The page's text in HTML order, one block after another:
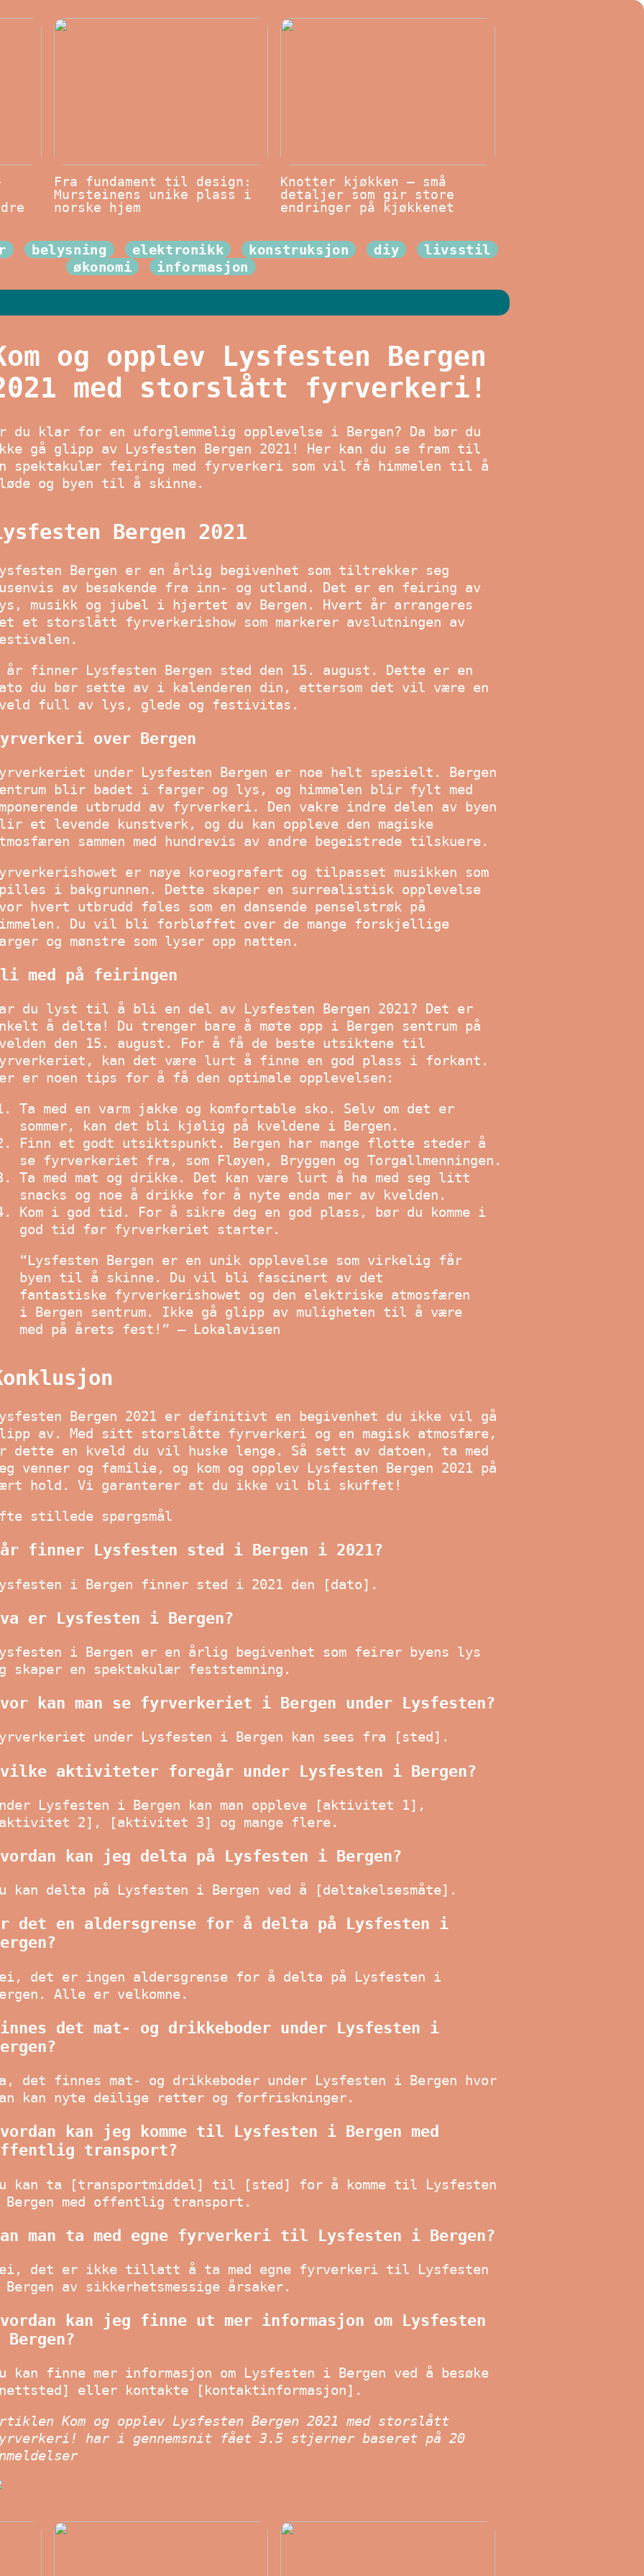
Fra fundament til design:
Mursteinens unike plass i
norske hjem
Knotter kjøkken – små
detaljer som gir store
endringer på kjøkkenet
belysning elektronikk konstruksjon diy
livsstil
økonomi
informasjon
og opplev Lysfesten Bergen
med storslått fyrverkeri!
du klar for en uforglemmelig opplevelse i Bergen? Da bør du
gå glipp av Lysfesten Bergen 2021! Her kan du se fram til
spektakulær feiring med fyrverkeri som vil få himmelen til å
og byen til å skinne.
Bergen 2021
Bergen er en årlig begivenhet som tiltrekker seg
av besøkende fra inn- og utland. Det er en feiring av
musikk og jubel i hjertet av Bergen. Hvert år arrangeres
et storslått fyrverkerishow som markerer avslutningen av
finner Lysfesten Bergen sted den 15. august. Dette er en
du bør sette av i kalenderen din, ettersom det vil være en
full av lys, glede og festivitas.
over Bergen
under Lysfesten Bergen er noe helt spesielt. Bergen
blir badet i farger og lys, og himmelen blir fylt med
utbrudd av fyrverkeri. Den vakre indre delen av byen
et levende kunstverk, og du kan oppleve den magiske
sammen med hundrevis av andre begeistrede tilskuere.
er nøye koreografert og tilpasset musikken som
i bakgrunnen. Dette skaper en surrealistisk opplevelse
hvert utbrudd føles som en dansende penselstrøk på
Du vil bli forbløffet over de mange forskjellige
og mønstre som lyser opp natten.
med på feiringen
du lyst til å bli en del av Lysfesten Bergen 2021? Det er
å delta! Du trenger bare å møte opp i Bergen sentrum på
den 15. august. For å få de beste utsiktene til
kan det være lurt å finne en god plass i forkant.
er noen tips for å få den optimale opplevelsen:
Ta med en varm jakke og komfortable sko. Selv om det er
sommer, kan det bli kjølig på kveldene i Bergen.
Finn et godt utsiktspunkt. Bergen har mange flotte steder å
se fyrverkeriet fra, som Fløyen, Bryggen og Torgallmenningen.
Ta med mat og drikke. Det kan være lurt å ha med seg litt
snacks og noe å drikke for å nyte enda mer av kvelden.
Kom i god tid. For å sikre deg en god plass, bør du komme i
god tid før fyrverkeriet starter.
“Lysfesten Bergen er en unik opplevelse som virkelig får
byen til å skinne. Du vil bli fascinert av det
fantastiske fyrverkerishowet og den elektriske atmosfæren
i Bergen sentrum. Ikke gå glipp av muligheten til å være
med på årets fest!” – Lokalavisen
Bergen 2021 er definitivt en begivenhet du ikke vil gå
av. Med sitt storslåtte fyrverkeri og en magisk atmosfære,
dette en kveld du vil huske lenge. Så sett av datoen, ta med
venner og familie, og kom og opplev Lysfesten Bergen 2021 på
hold. Vi garanterer at du ikke vil bli skuffet!
stillede spørgsmål
finner Lysfesten sted i Bergen i 2021?
i Bergen finner sted i 2021 den [dato].
er Lysfesten i Bergen?
i Bergen er en årlig begivenhet som feirer byens lys
skaper en spektakulær feststemning.
kan man se fyrverkeriet i Bergen under Lysfesten?
under Lysfesten i Bergen kan sees fra [sted].
aktiviteter foregår under Lysfesten i Bergen?
Lysfesten i Bergen kan man oppleve [aktivitet 1],
2], [aktivitet 3] og mange flere.
kan jeg delta på Lysfesten i Bergen?
kan delta på Lysfesten i Bergen ved å [deltakelsesmåte].
det en aldersgrense for å delta på Lysfesten i
det er ingen aldersgrense for å delta på Lysfesten i
Alle er velkomne.
det mat- og drikkeboder under Lysfesten i
det finnes mat- og drikkeboder under Lysfesten i Bergen hvor
kan nyte deilige retter og forfriskninger.
kan jeg komme til Lysfesten i Bergen med
transport?
kan ta [transportmiddel] til [sted] for å komme til Lysfesten
med offentlig transport.
man ta med egne fyrverkeri til Lysfesten i Bergen?
det er ikke tillatt å ta med egne fyrverkeri til Lysfesten
av sikkerhetsmessige årsaker.
kan jeg finne ut mer informasjon om Lysfesten
kan finne mer informasjon om Lysfesten i Bergen ved å besøke
eller kontakte [kontaktinformasjon].
Kom og opplev Lysfesten Bergen 2021 med storslått
har i gennemsnit fået 3.5stjerner baseret på 20